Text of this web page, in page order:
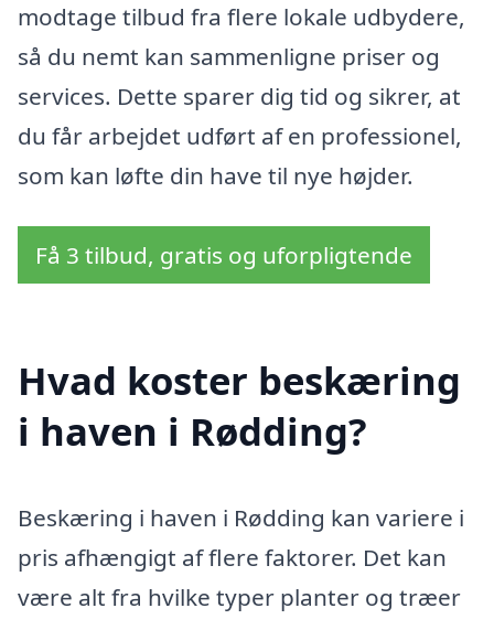
modtage tilbud fra flere lokale udbydere,
så du nemt kan sammenligne priser og
services. Dette sparer dig tid og sikrer, at
du får arbejdet udført af en professionel,
som kan løfte din have til nye højder.
Få 3 tilbud, gratis og uforpligtende
Hvad koster beskæring
i haven i Rødding?
Beskæring i haven i Rødding kan variere i
pris afhængigt af flere faktorer. Det kan
være alt fra hvilke typer planter og træer